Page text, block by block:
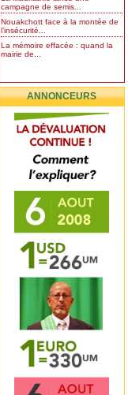
campagne de semis...
Nouakchott face à la montée de
l’insécurité...
La mémoire effacée : quand la
mairie de...
ANNONCEURS